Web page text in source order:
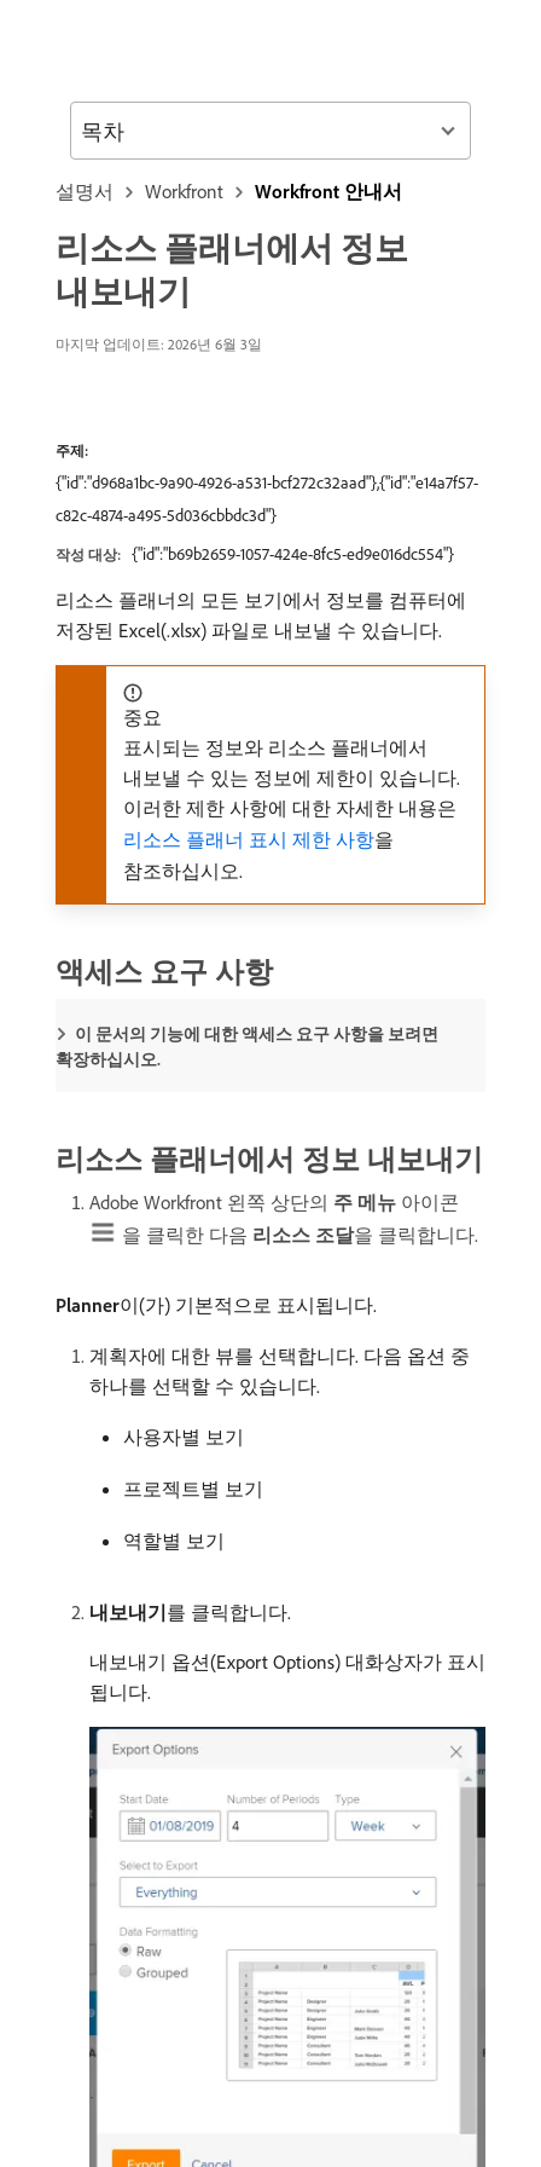
설명서 Workfront Workfront 안내서
리소스 플래너에서 정보
내보내기
마지막 업데이트: 2026년 6월 3일
주제:
{"id":"d968a1bc-9a90-4926-a531-bcf272c32aad"},{"id":"e14a7f57-
c82c-4874-a495-5d036cbbdc3d"}
작성 대상: {"id":"b69b2659-1057-424e-8fc5-ed9e016dc554"}
리소스 플래너의 모든 보기에서 정보를 컴퓨터에
저장된 Excel(.xlsx) 파일로 내보낼 수 있습니다.
중요
표시되는 정보와 리소스 플래너에서
내보낼 수 있는 정보에 제한이 있습니다.
이러한 제한 사항에 대한 자세한 내용은
리소스 플래너 표시 제한 사항을
참조하십시오.
액세스 요구 사항
이 문서의 기능에 대한 액세스 요구 사항을 보려면
확장하십시오.
리소스 플래너에서 정보 내보내기
Adobe Workfront 왼쪽 상단의 주 메뉴 아이콘
을 클릭한 다음 리소스 조달​을 클릭합니다.
Planner​이(가) 기본적으로 표시됩니다.
계획자에 대한 뷰를 선택합니다. 다음 옵션 중
하나를 선택할 수 있습니다.
사용자별 보기
프로젝트별 보기
역할별 보기
내보내기​를 클릭합니다.
내보내기 옵션(Export Options) 대화상자가 표시
됩니다.
목차